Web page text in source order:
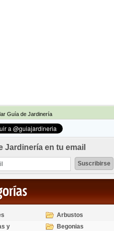
Guía de Jardinería
Jardinería en tu email
Arbustos
y
Begonias